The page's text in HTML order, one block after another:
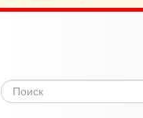
Форма